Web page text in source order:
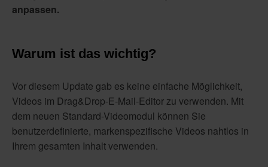
anpassen.
Warum ist das wichtig?
Vor diesem Update gab es keine einfache Möglichkeit,
Videos im Drag&Drop-E-Mail-Editor zu verwenden. Mit
dem neuen Standard-Videomodul können Sie
benutzerdefinierte, markenspezifische Videos nahtlos in
Ihrem gesamten Inhalt verwenden.